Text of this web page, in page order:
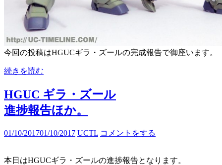
今回の投稿はHGUCギラ・ズールの完成報告で御座います。
続きを読む
HGUC ギラ・ズール
進捗報告ほか。
01/10/201701/10/2017 UCTL コメントをする
本日はHGUCギラ・ズールの進捗報告となります。